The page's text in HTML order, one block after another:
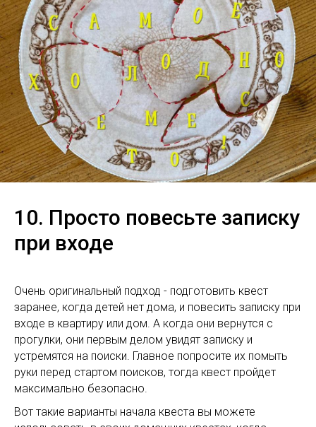
10. Просто повесьте записку
при входе
Очень оригинальный подход - подготовить квест
заранее, когда детей нет дома, и повесить записку при
входе в квартиру или дом. А когда они вернутся с
прогулки, они первым делом увидят записку и
устремятся на поиски. Главное попросите их помыть
руки перед стартом поисков, тогда квест пройдет
максимально безопасно.
Вот такие варианты начала квеста вы можете